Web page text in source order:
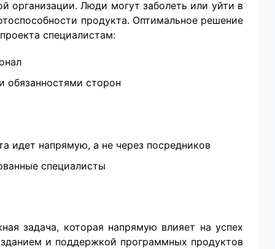
организации. Люди могут заболеть или уйти в
продукта. Оптимальное решение
специалистам:
обязанностями сторон
идет напрямую, а не через посредников
специалисты
задача, которая напрямую влияет на успех
и поддержкой программных продуктов